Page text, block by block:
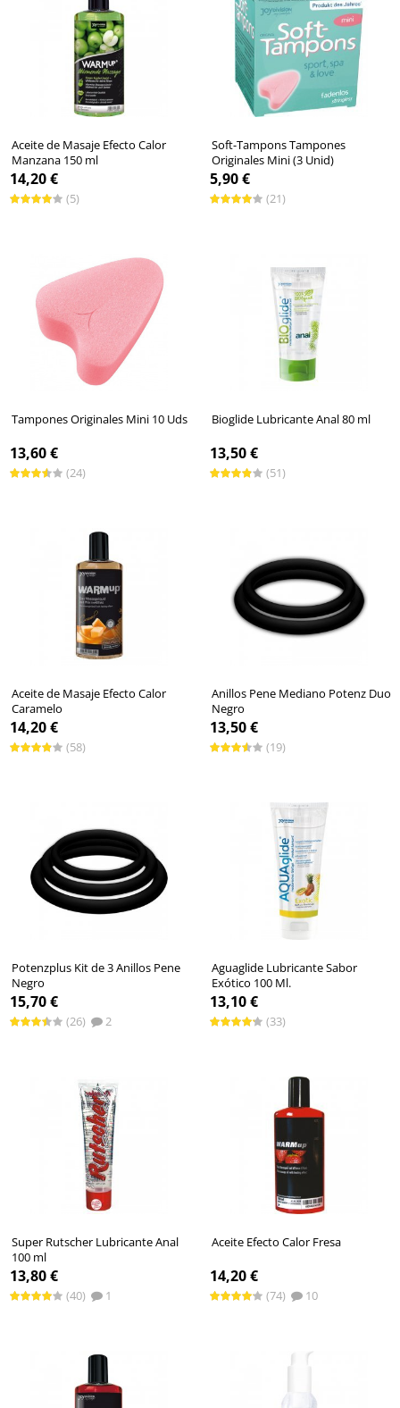
Aceite de Masaje Efecto Calor
Manzana 150 ml
14,20 €
(5)
Soft-Tampons Tampones
Originales Mini (3 Unid)
5,90 €
(21)
Tampones Originales Mini 10 Uds
13,60 €
(24)
Bioglide Lubricante Anal 80 ml
13,50 €
(51)
Aceite de Masaje Efecto Calor
Caramelo
14,20 €
(58)
Anillos Pene Mediano Potenz Duo
Negro
13,50 €
(19)
Potenzplus Kit de 3 Anillos Pene
Negro
15,70 €
(26) 2
Aguaglide Lubricante Sabor
Exótico 100 Ml.
13,10 €
(33)
Super Rutscher Lubricante Anal
100 ml
13,80 €
(40) 1
Aceite Efecto Calor Fresa
14,20 €
(74) 10